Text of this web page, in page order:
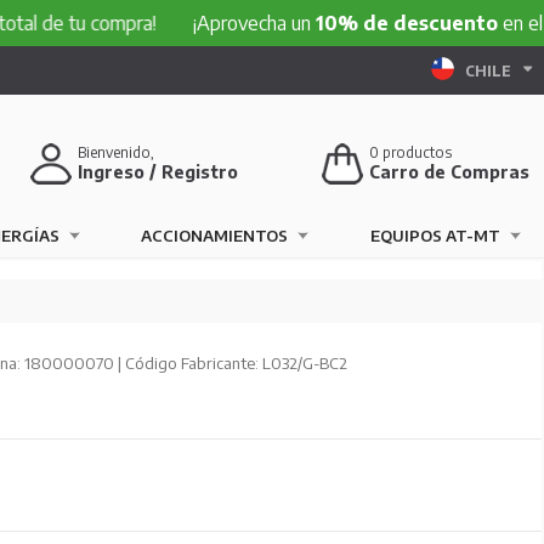
tu compra! ¡Aprovecha un10% de descuentoen el
CHILE
0 productos
Carro de Compras
Bienvenido,
Ingreso / Registro
ACCIONAMIENTOS EQUIPOS AT-MT
180000070 | Código Fabricante: L032/G-BC2